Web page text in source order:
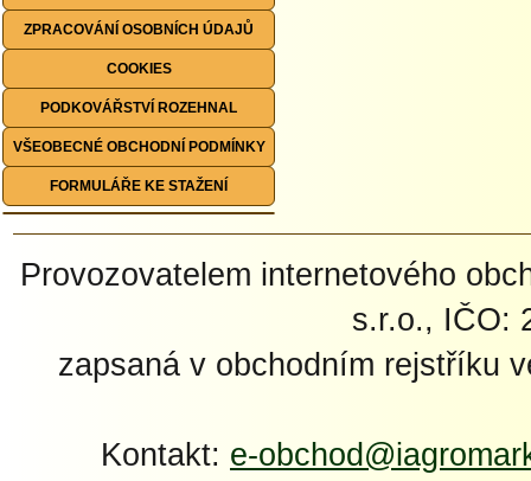
ZPRACOVÁNÍ OSOBNÍCH ÚDAJŮ
COOKIES
PODKOVÁŘSTVÍ ROZEHNAL
VŠEOBECNÉ OBCHODNÍ PODMÍNKY
FORMULÁŘE KE STAŽENÍ
Provozovatelem internetového
s.r.o., IČO:
zapsaná v obchodním rejstříku
Kontakt: e-